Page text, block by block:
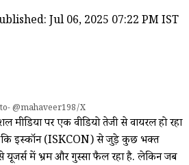
Jul 06, 2025 07:22 PM IST
@mahaveer198/X
मीडिया पर एक वीडियो तेजी से वायरल हो रहा
है कि इस्कॉन (ISKCON) से जुड़े कुछ भक्त
यूजर्स में भ्रम और गुस्सा फैल रहा है. लेकिन जब